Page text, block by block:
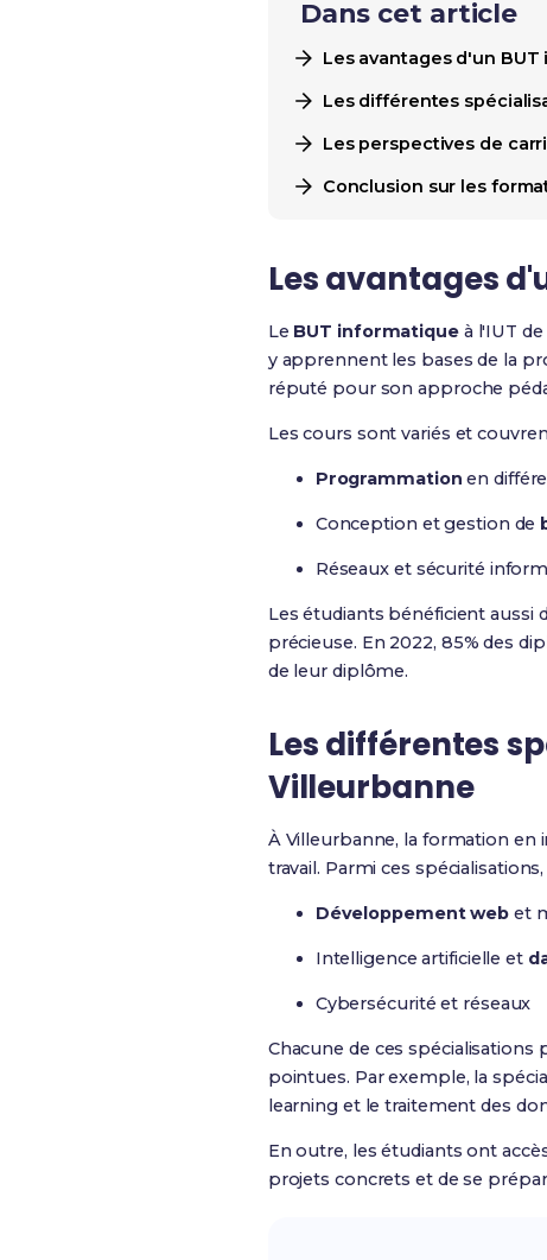
Dans cet article
Les avantages d'un
Les différentes
Les perspectives de
Conclusion sur les
Les avantages
Le BUT informatiqueà l'IUT
y apprennent les bases de la
réputé pour son approche
Les cours sont variés et
Programmation en
Conception et gestion de
Réseaux et sécurité
Les étudiants bénéficient aussi
précieuse. En 2022, 85% des
de leur diplôme.
Les différentes
Villeurbanne
À Villeurbanne, la formation
travail. Parmi ces
Développement web et
Intelligence artificielle et
Cybersécurité et réseaux
Chacune de ces
pointues. Par exemple, la
learning et le traitement des
En outre, les étudiants ont
projets concrets et de se